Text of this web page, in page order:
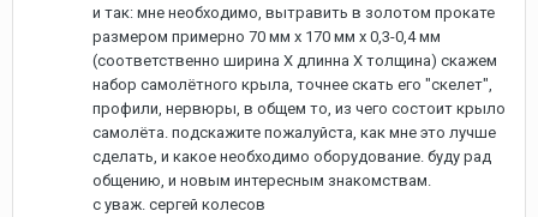
и так: мне необходимо, вытравить в золотом прокате
размером примерно 70 мм х 170 мм х 0,3-0,4 мм
(соответственно ширина Х длинна Х толщина) скажем
набор самолётного крыла, точнее скать его "скелет",
профили, нервюры, в общем то, из чего состоит крыло
самолёта. подскажите пожалуйста, как мне это лучше
сделать, и какое необходимо оборудование. буду рад
общению, и новым интересным знакомствам.
с уваж. сергей колесов